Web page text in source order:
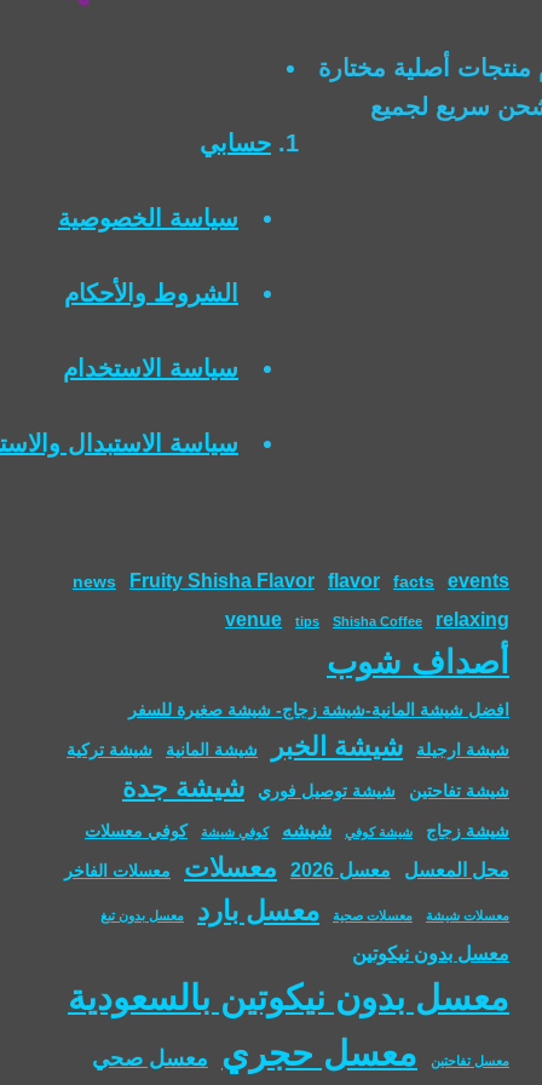
أصلية مختارة
سريع لجميع
حسابي
سياسة الخصوصية
الشروط والأحكام
سياسة الاستخدام
سياسة الاستبدال
events
facts
flavor
Fruity Shisha Flavor
news
relaxing
Shisha Coffee
tips
venue
أصداف شوب
افضل شيشة المانية-شيشة زجاج- شيشة صغيرة للسفر
شيشة ارجيلة شيشة الخبر شيشة المانية شيشة تركية
شيشة تفاحتين شيشة توصيل فوري شيشة جدة
شيشة زجاج شيشة كوفي شيشه كوفي شيشة كوفي معسلات
محل المعسل معسل 2026 معسلات معسلات الفاخر
معسلات شيشة معسلات صحية معسل بارد معسل بدون تبغ
معسل بدون نيكوتين
معسل بدون نيكوتين بالسعودية
معسل تفاحتين معسل حجري معسل صحي